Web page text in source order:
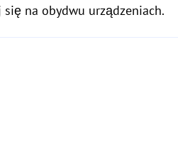
na obydwu urządzeniach.